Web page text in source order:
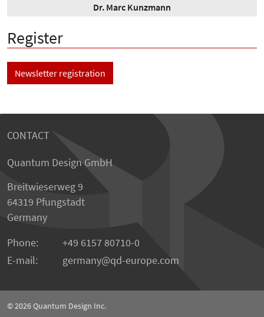
Dr. Marc Kunzmann
Register
Newsletter registration
CONTACT
Quantum Design GmbH
Breitwieserweg 9
64319 Pfungstadt
Germany
Phone:
+49 6157 80710-0
E-mail:
germany qd-europe.com
© 2026Quantum Design Inc.